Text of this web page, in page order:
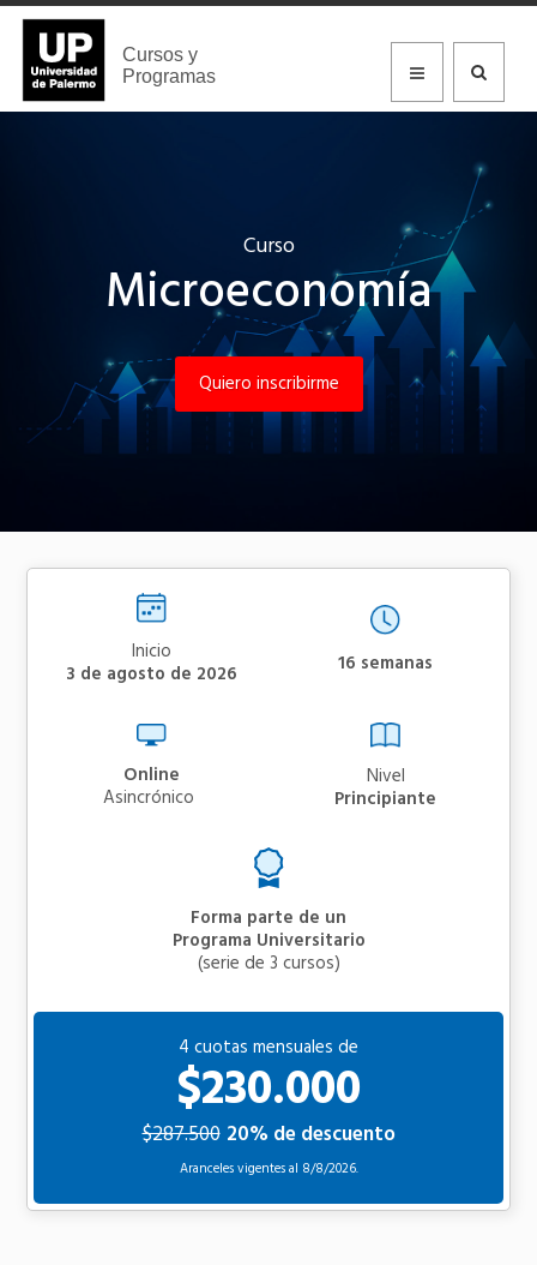
Cursos y
Programas
Curso
Microeconomía
Quiero inscribirme
Inicio
3 de agosto de 2026 16 semanas
Online
asincrónico
Nivel
Principiante
Forma parte de un
Programa Universitario
(serie de 3 cursos)
4 cuotas mensuales de
$230.000
$287.500 20% de descuento
Aranceles vigentes al 8/8/2026.